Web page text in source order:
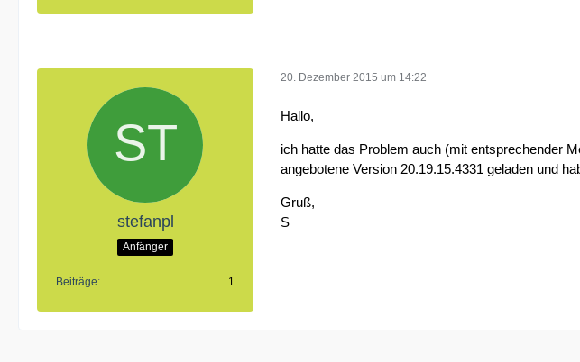
stefanpl
Anfänger
Beiträge 1
20. Dezember 2015 um 14:22
Hallo,
ich hatte das Problem auch (mit entsprechender
angebotene Version 20.19.15.4331 geladen und
Gruß,
S